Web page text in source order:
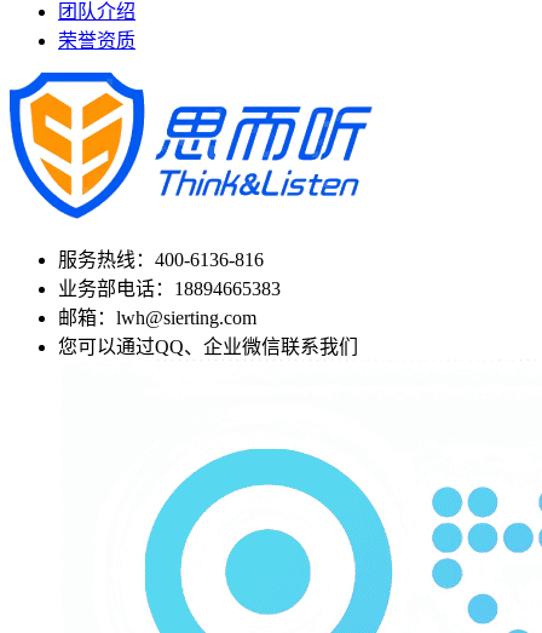
团队介绍
荣誉资质
服务热线：400-6136-816
业务部电话：18894665383
邮箱：lwh@sierting.com
您可以通过QQ、企业微信联系我们